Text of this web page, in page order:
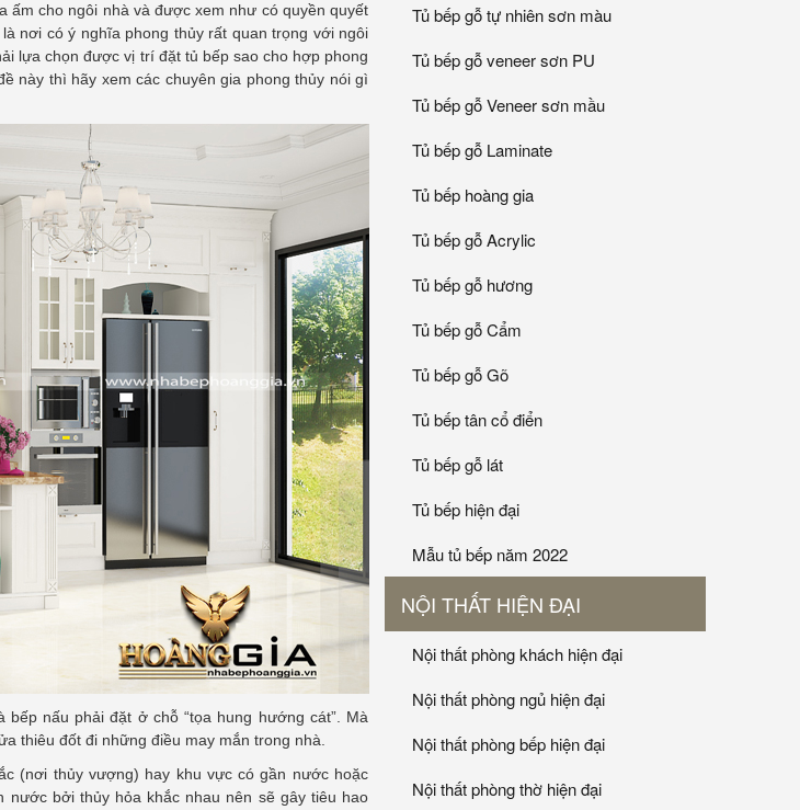
ấm cho ngôi nhà và được xem như có quyền quyết
nơi có ý nghĩa phong thủy rất quan trọng với ngôi
lựa chọn được vị trí đặt tủ bếp sao cho hợp phong
này thì hãy xem các chuyên gia phong thủy nói gì
bếp nấu phải đặt ở chỗ “tọa hung hướng cát”. Mà
thiêu đốt đi những điều may mắn trong nhà.
(nơi thủy vượng) hay khu vực có gần nước hoặc
bởi thủy hỏa khắc nhau nên sẽ gây tiêu hao
Tủ bếp gỗ tự nhiên sơn màu
Tủ bếp gỗ veneer sơn PU
Tủ bếp gỗ Veneer sơn mầu
Tủ bếp gỗ Laminate
Tủ bếp hoàng gia
Tủ bếp gỗ Acrylic
Tủ bếp gỗ hương
Tủ bếp gỗ Cẩm
Tủ bếp gỗ Gõ
Tủ bếp tân cổ điển
Tủ bếp gỗ lát
Tủ bếp hiện đại
Mẫu tủ bếp năm 2022
NỘI THẤT HIỆN ĐẠI
Nội thất phòng khách hiện đại
Nội thất phòng ngủ hiện đại
Nội thất phòng bếp hiện đại
Nội thất phòng thờ hiện đại